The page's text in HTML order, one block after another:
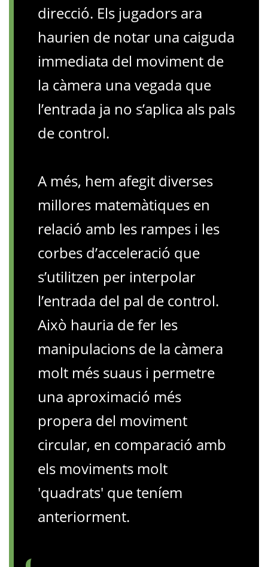
direcció. Els jugadors ara
haurien de notar una caiguda
immediata del moviment de
la càmera una vegada que
l’entrada ja no s’aplica als pals
de control.
A més, hem afegit diverses
millores matemàtiques en
relació amb les rampes i les
corbes d’acceleració que
s’utilitzen per interpolar
l’entrada del pal de control.
Això hauria de fer les
manipulacions de la càmera
molt més suaus i permetre
una aproximació més
propera del moviment
circular, en comparació amb
els moviments molt
'quadrats' que teníem
anteriorment.